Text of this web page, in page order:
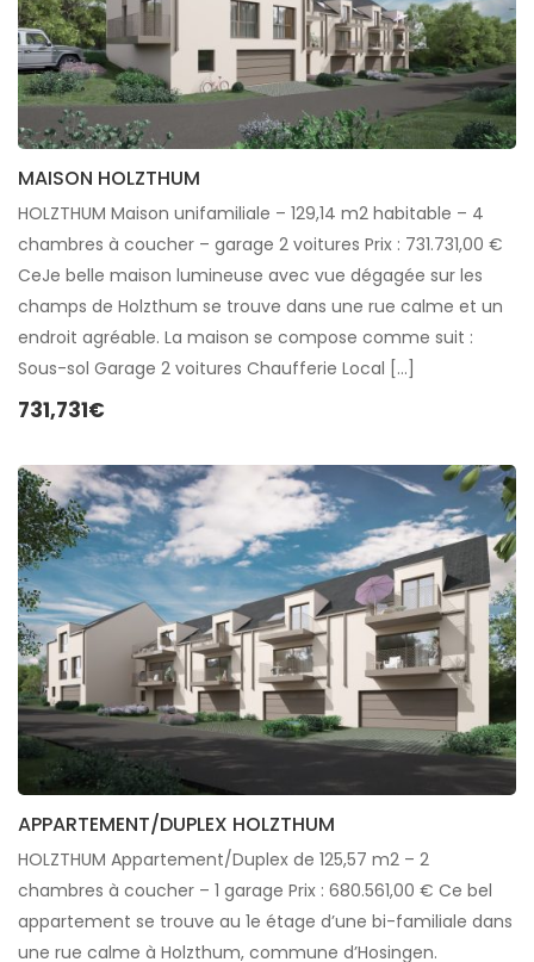
MAISON HOLZTHUM
HOLZTHUM Maison unifamiliale – 129,14 m2 habitable – 4
chambres à coucher – garage 2 voitures Prix : 731.731,00 €
CeJe belle maison lumineuse avec vue dégagée sur les
champs de Holzthum se trouve dans une rue calme et un
endroit agréable. La maison se compose comme suit :
Sous-sol Garage 2 voitures Chaufferie Local […]
731,731€
APPARTEMENT/DUPLEX HOLZTHUM
HOLZTHUM Appartement/Duplex de 125,57 m2 – 2
chambres à coucher – 1 garage Prix : 680.561,00 € Ce bel
appartement se trouve au 1e étage d’une bi-familiale dans
une rue calme à Holzthum, commune d’Hosingen.